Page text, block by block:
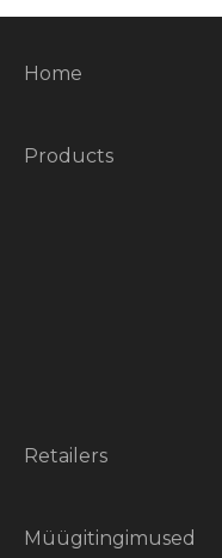
Home
Products
Retailers
Müügitingimused